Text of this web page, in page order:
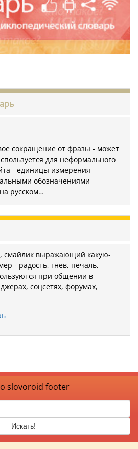
сокращение от фразы - может
для неформального
- единицы измерения
обозначениями
русском…
смайлик выражающий какую-
- радость, гнев, печаль,
при общении в
соцсетях, форумах,
Искать!